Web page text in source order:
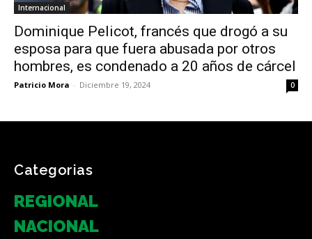
Internacional
Dominique Pelicot, francés que drogó a su
esposa para que fuera abusada por otros
hombres, es condenado a 20 años de cárcel
Patricio Mora - Diciembre 19, 2024 0
Categorias
REGIONAL
NACIONAL